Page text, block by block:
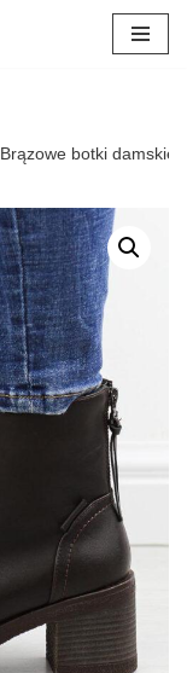
Brązowe botki damskie